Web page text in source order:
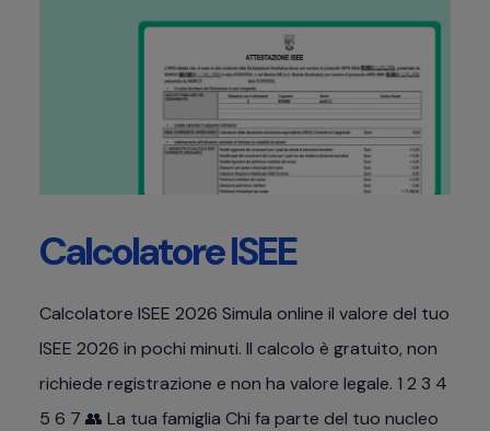
Calcolatore ISEE
Calcolatore ISEE 2026 Simula online il valore del tuo
ISEE 2026 in pochi minuti. Il calcolo è gratuito, non
richiede registrazione e non ha valore legale. 1 2 3 4
5 6 7 👥 La tua famiglia Chi fa parte del tuo nucleo